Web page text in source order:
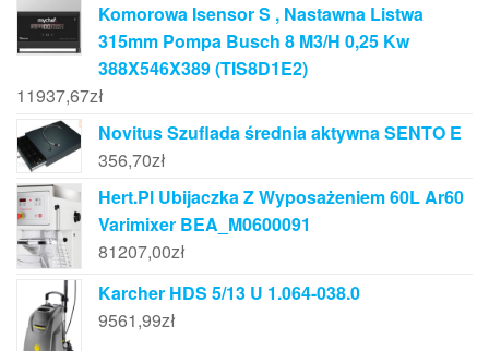
Komorowa Isensor S , Nastawna Listwa
315mm Pompa Busch 8 M3/H 0,25 Kw
388X546X389 (TIS8D1E2)
11937,67zł
Novitus Szuflada średnia aktywna SENTO E
356,70zł
Hert.Pl Ubijaczka Z Wyposażeniem 60L Ar60
Varimixer BEA_M0600091
81207,00zł
Karcher HDS 5/13 U 1.064-038.0
9561,99zł